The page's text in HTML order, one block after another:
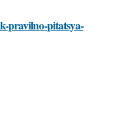
pravilno-pitatsya-